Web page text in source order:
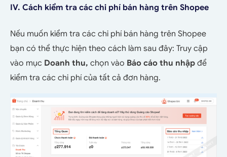
IV. Cách kiểm tra các chi phí bán hàng trên Shopee
Nếu muốn kiểm tra các chi phí bán hàng trên Shopee
bạn có thể thực hiện theo cách làm sau đây: Truy cập
vào mục Doanh thu, chọn vào Báo cáo thu nhập để
kiểm tra các chi phí của tất cả đơn hàng.